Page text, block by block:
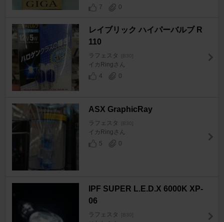
7
0
レイブリック ハイパーバルブ R
110
ラフェスタ [B30]
イカRingさん
4
0
ASX GraphicRay
ラフェスタ [B30]
イカRingさん
5
0
IPF SUPER L.E.D.X 6000K XP-
06
ラフェスタ [B30]